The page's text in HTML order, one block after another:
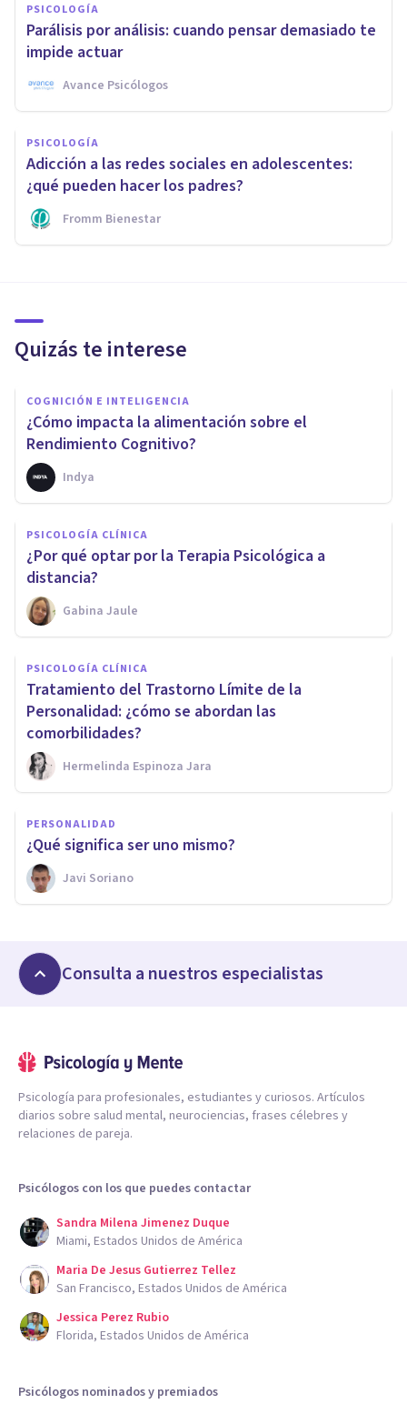
PSICOLOGÍA
Parálisis por análisis: cuando pensar demasiado te
impide actuar
Avance Psicólogos
PSICOLOGÍA
Adicción a las redes sociales en adolescentes:
¿qué pueden hacer los padres?
Fromm Bienestar
Quizás te interese
COGNICIÓN E INTELIGENCIA
¿Cómo impacta la alimentación sobre el
Rendimiento Cognitivo?
Indya
PSICOLOGÍA CLÍNICA
¿Por qué optar por la Terapia Psicológica a
distancia?
Gabina Jaule
PSICOLOGÍA CLÍNICA
Tratamiento del Trastorno Límite de la
Personalidad: ¿cómo se abordan las
comorbilidades?
Hermelinda Espinoza Jara
PERSONALIDAD
¿Qué significa ser uno mismo?
Javi Soriano
Consulta a nuestros especialistas
Psicología para profesionales, estudiantes y curiosos. Artículos
diarios sobre salud mental, neurociencias, frases célebres y
relaciones de pareja.
Psicólogos con los que puedes contactar
Sandra Milena Jimenez Duque
Miami, Estados Unidos de América
Maria De Jesus Gutierrez Tellez
San Francisco, Estados Unidos de América
Jessica Perez Rubio
Florida, Estados Unidos de América
Psicólogos nominados y premiados